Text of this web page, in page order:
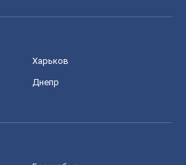
Харьков
Днепр